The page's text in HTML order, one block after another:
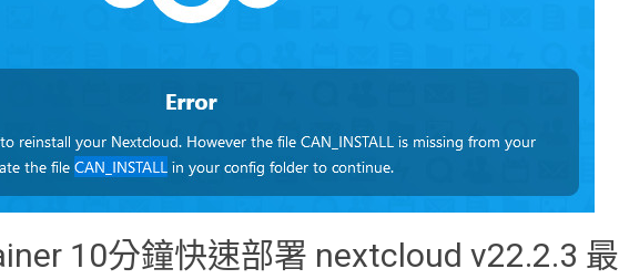
10分鐘快速部署 nextcloud v22.2.3 最